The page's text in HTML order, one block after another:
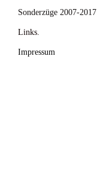
Sonderzüge 2007-2017
Links.
Impressum